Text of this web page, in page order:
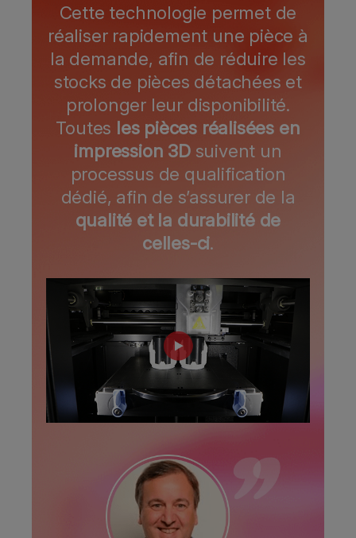
Cette technologie permet de
réaliser rapidement une pièce à
la demande, afin de réduire les
stocks de pièces détachées et
prolonger leur disponibilité.
Toutes les pièces réalisées en
impression 3Dsuivent un
processus de qualification
dédié, afin de s’assurer de la
qualité et la durabilité de
celles-ci.